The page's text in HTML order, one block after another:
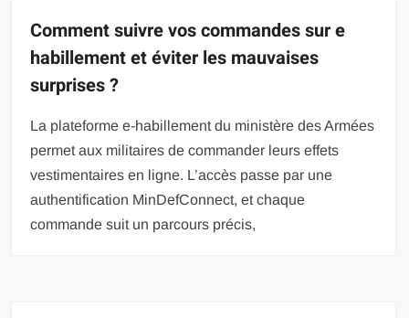
Comment suivre vos commandes sur e
habillement et éviter les mauvaises
surprises ?
La plateforme e-habillement du ministère des Armées
permet aux militaires de commander leurs effets
vestimentaires en ligne. L’accès passe par une
authentification MinDefConnect, et chaque
commande suit un parcours précis,